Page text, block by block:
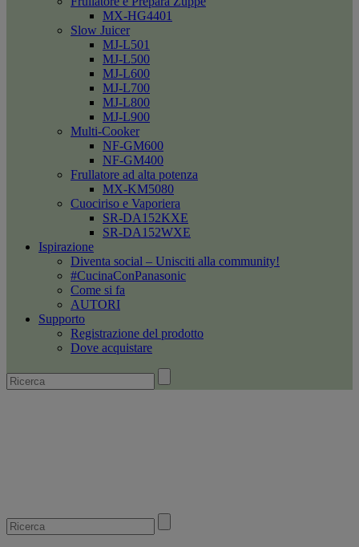
MX-HG4401
Slow Juicer
MJ-L501
MJ-L500
MJ-L600
MJ-L700
MJ-L800
MJ-L900
Multi-Cooker
NF-GM600
NF-GM400
Frullatore ad alta potenza
MX-KM5080
Cuociriso e Vaporiera
SR-DA152KXE
SR-DA152WXE
Ispirazione
Diventa social – Unisciti alla community!
#CucinaConPanasonic
Come si fa
AUTORI
Supporto
Registrazione del prodotto
Dove acquistare